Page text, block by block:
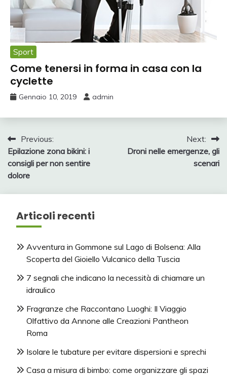
Sport
Come tenersi in forma in casa con la
cyclette
Gennaio 10, 2019 admin
Navigazione
articoli
Previous:
Epilazione zona bikini: i
consigli per non sentire
dolore
Next:
Droni nelle emergenze, gli
scenari
Articoli recenti
Avventura in Gommone sul Lago di Bolsena: Alla
Scoperta del Gioiello Vulcanico della Tuscia
7 segnali che indicano la necessità di chiamare un
idraulico
Fragranze che Raccontano Luoghi: Il Viaggio
Olfattivo da Annone alle Creazioni Pantheon
Roma
Isolare le tubature per evitare dispersioni e sprechi
Casa a misura di bimbo: come organizzare gli spazi